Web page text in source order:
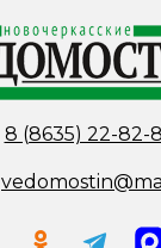
8 (8635) 22-82-